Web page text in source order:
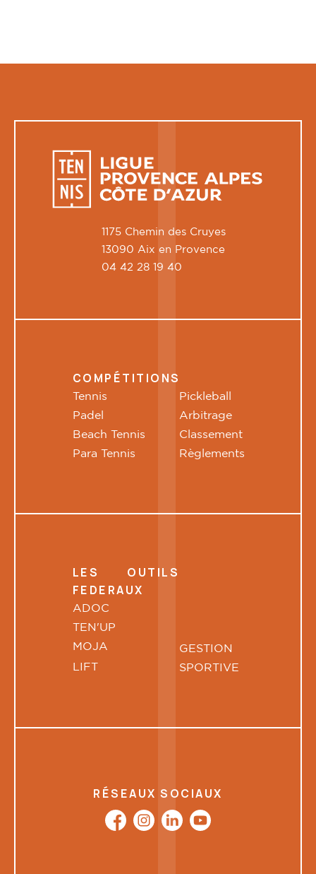
1175 Chemin des Cruyes
13090 Aix en Provence
04 42 28 19 40
COMPÉTITIONS
Tennis
Padel
Beach Tennis
Para Tennis
Pickleball
Arbitrage
Classement
Règlements
LES OUTILS
FEDERAUX
ADOC
TEN'UP
MOJA
LIFT
GESTION
SPORTIVE
RÉSEAUX SOCIAUX